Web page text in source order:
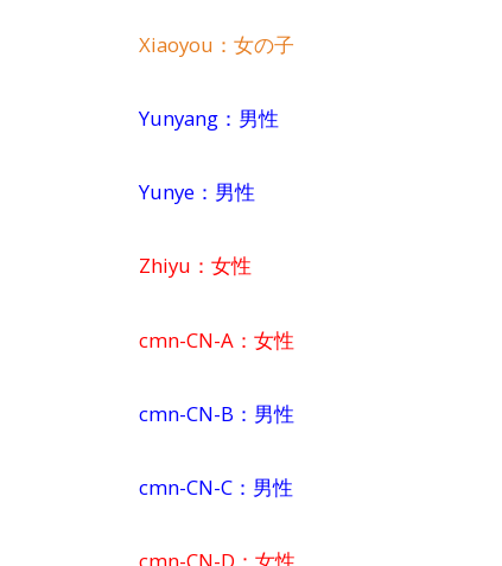
Xiaoyou：女の子
Yunyang：男性
Yunye：男性
Zhiyu：女性
cmn-CN-A：女性
cmn-CN-B：男性
cmn-CN-C：男性